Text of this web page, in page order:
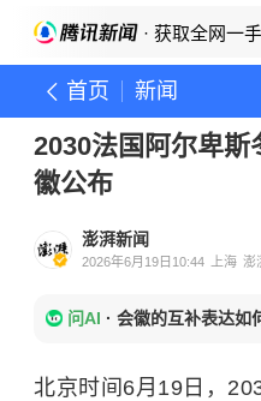
· 获取全网一
首页 新闻
2030法国阿尔卑斯
徽公布
澎湃新闻
2026年6月19日10:44 上海 澎
问AI · 会徽的互补表达如
北京时间6月19日，